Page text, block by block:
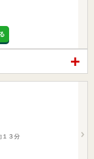
１３分